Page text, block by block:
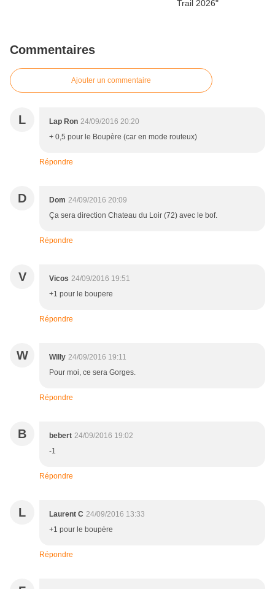
Commentaires
Ajouter un commentaire
L Lap Ron 24/09/2016 20:20
+ 0,5 pour le Boupère (car en mode routeux)
Répondre
D Dom 24/09/2016 20:09
Ça sera direction Chateau du Loir (72) avec le bof.
Répondre
V Vicos 24/09/2016 19:51
+1 pour le boupere
Répondre
W Willy 24/09/2016 19:11
Pour moi, ce sera Gorges.
Répondre
B bebert 24/09/2016 19:02
-1
Répondre
L Laurent C 24/09/2016 13:33
+1 pour le boupère
Répondre